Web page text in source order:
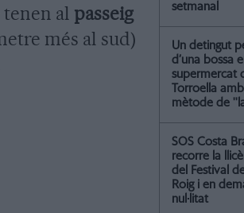
tenen al passeig
més al sud)
setmanal
Un detingut
d’una bossa
supermercat
Torroella
mètode de
SOS Costa
recorre la
del Festival
Roig i en
nul·litat